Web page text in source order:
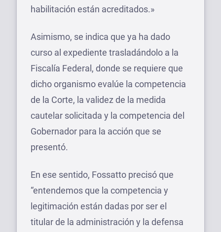
habilitación están acreditados.»
Asimismo, se indica que ya ha dado
curso al expediente trasladándolo a la
Fiscalía Federal, donde se requiere que
dicho organismo evalúe la competencia
de la Corte, la validez de la medida
cautelar solicitada y la competencia del
Gobernador para la acción que se
presentó.
En ese sentido, Fossatto precisó que
“entendemos que la competencia y
legitimación están dadas por ser el
titular de la administración y la defensa